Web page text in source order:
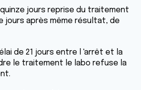
jours reprise du traitement
jours après même résultat, de
de 21 jours entre l 'arrêt et la
le traitement le labo refuse la